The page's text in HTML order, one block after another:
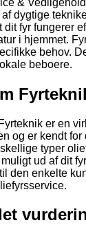
af dygtige
dit fyr fungerer
i hjemmet.
behov.
beboere.
er en
og er kendt
typer
ud af dit
den enkelte